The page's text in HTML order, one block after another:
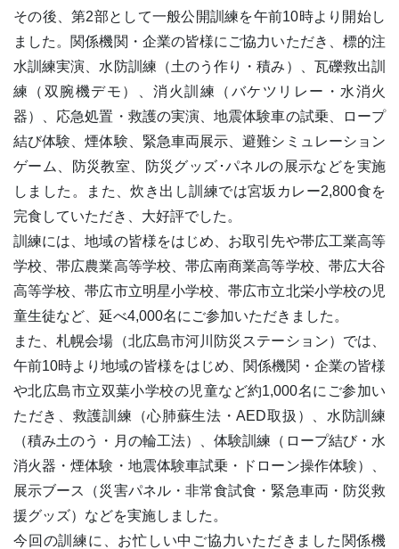
その後、第2部として一般公開訓練を午前10時より開始し
ました。関係機関・企業の皆様にご協力いただき、標的注
水訓練実演、水防訓練（土のう作り・積み）、瓦礫救出訓
練（双腕機デモ）、消火訓練（バケツリレー・水消火
器）、応急処置・救護の実演、地震体験車の試乗、ロープ
結び体験、煙体験、緊急車両展示、避難シミュレーション
ゲーム、防災教室、防災グッズ･パネルの展示などを実施
しました。また、炊き出し訓練では宮坂カレー2,800食を
完食していただき、大好評でした。
訓練には、地域の皆様をはじめ、お取引先や帯広工業高等
学校、帯広農業高等学校、帯広南商業高等学校、帯広大谷
高等学校、帯広市立明星小学校、帯広市立北栄小学校の児
童生徒など、延べ4,000名にご参加いただきました。
また、札幌会場（北広島市河川防災ステーション）では、
午前10時より地域の皆様をはじめ、関係機関・企業の皆様
や北広島市立双葉小学校の児童など約1,000名にご参加い
ただき、救護訓練（心肺蘇生法・AED取扱）、水防訓練
（積み土のう・月の輪工法）、体験訓練（ロープ結び・水
消火器・煙体験・地震体験車試乗・ドローン操作体験）、
展示ブース（災害パネル・非常食試食・緊急車両・防災救
援グッズ）などを実施しました。
今回の訓練に、お忙しい中ご協力いただきました関係機